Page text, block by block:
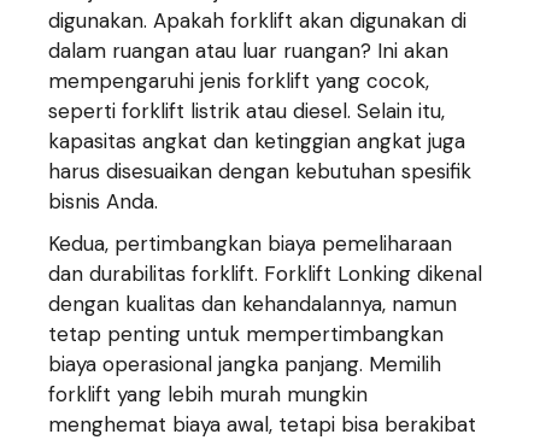
digunakan. Apakah forklift akan digunakan di
dalam ruangan atau luar ruangan? Ini akan
mempengaruhi jenis forklift yang cocok,
seperti forklift listrik atau diesel. Selain itu,
kapasitas angkat dan ketinggian angkat juga
harus disesuaikan dengan kebutuhan spesifik
bisnis Anda.
Kedua, pertimbangkan biaya pemeliharaan
dan durabilitas forklift. Forklift Lonking dikenal
dengan kualitas dan kehandalannya, namun
tetap penting untuk mempertimbangkan
biaya operasional jangka panjang. Memilih
forklift yang lebih murah mungkin
menghemat biaya awal, tetapi bisa berakibat